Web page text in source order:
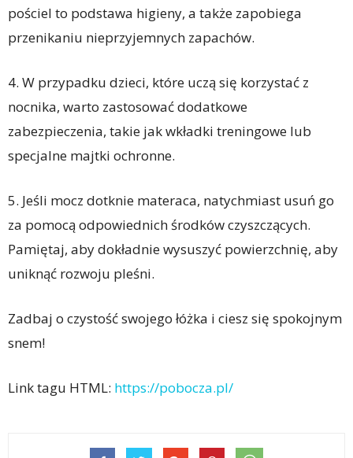
pościel to podstawa higieny, a także zapobiega
przenikaniu nieprzyjemnych zapachów.
4. W przypadku dzieci, które uczą się korzystać z
nocnika, warto zastosować dodatkowe
zabezpieczenia, takie jak wkładki treningowe lub
specjalne majtki ochronne.
5. Jeśli mocz dotknie materaca, natychmiast usuń go
za pomocą odpowiednich środków czyszczących.
Pamiętaj, aby dokładnie wysuszyć powierzchnię, aby
uniknąć rozwoju pleśni.
Zadbaj o czystość swojego łóżka i ciesz się spokojnym
snem!
Link tagu HTML: https://pobocza.pl/